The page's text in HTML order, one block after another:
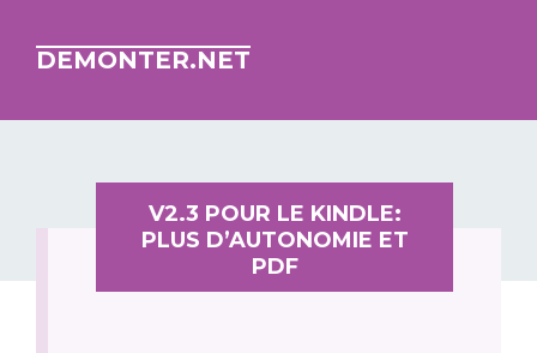
DEMONTER.NET
V2.3 POUR LE KINDLE:
PLUS D’AUTONOMIE ET
PDF